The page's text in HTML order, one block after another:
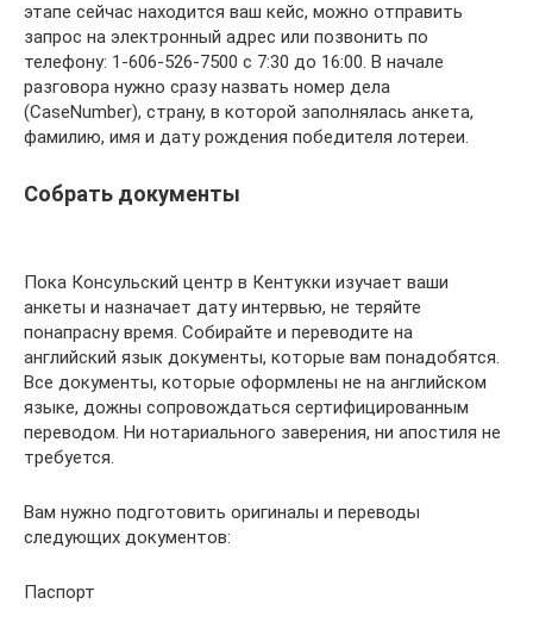
этапе сейчас находится ваш кейс, можно отправить
запрос на электронный адрес или позвонить по
телефону: 1-606-526-7500 с 7:30 до 16:00. В начале
разговора нужно сразу назвать номер дела
(CaseNumber), страну, в которой заполнялась анкета,
фамилию, имя и дату рождения победителя лотереи.
Собрать документы
Пока Консульский центр в Кентукки изучает ваши
анкеты и назначает дату интервью, не теряйте
понапрасну время. Собирайте и переводите на
английский язык документы, которые вам понадобятся.
Все документы, которые оформлены не на английском
языке, дожны сопровождаться сертифицированным
переводом. Ни нотариального заверения, ни апостиля не
требуется.
Вам нужно подготовить оригиналы и переводы
следующих документов:
Паспорт